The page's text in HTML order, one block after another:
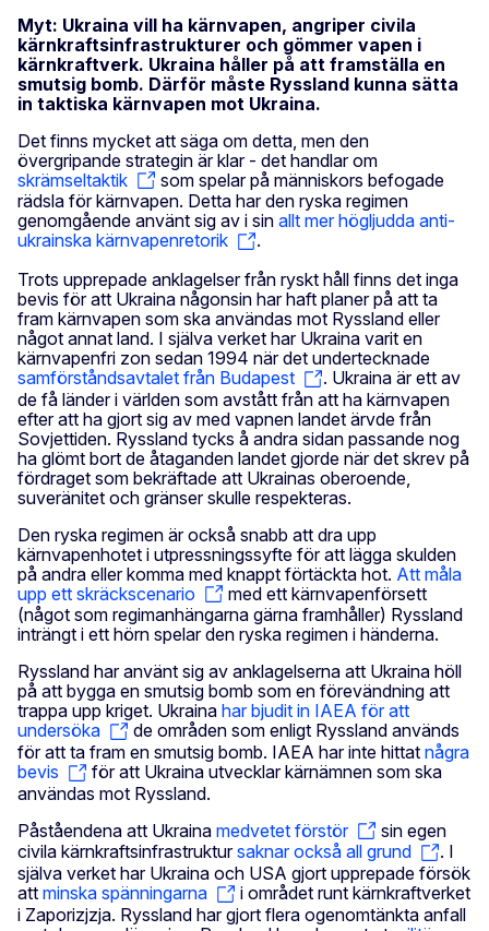
Myt: Ukraina vill ha kärnvapen, angriper civila
kärnkraftsinfrastrukturer och gömmer vapen i
kärnkraftverk. Ukraina håller på att framställa en
smutsig bomb. Därför måste Ryssland kunna sätta
in taktiska kärnvapen mot Ukraina.
Det finns mycket att säga om detta, men den
övergripande strategin är klar - det handlar om
skrämseltaktik
som spelar på människors befogade
rädsla för kärnvapen. Detta har den ryska regimen
genomgående använt sig av i sin allt mer högljudda anti-
ukrainska kärnvapenretorik
.
Trots upprepade anklagelser från ryskt håll finns det inga
bevis för att Ukraina någonsin har haft planer på att ta
fram kärnvapen som ska användas mot Ryssland eller
något annat land. I själva verket har Ukraina varit en
kärnvapenfri zon sedan 1994 när det undertecknade
samförståndsavtalet från Budapest
. Ukraina är ett av
de få länder i världen som avstått från att ha kärnvapen
efter att ha gjort sig av med vapnen landet ärvde från
Sovjettiden. Ryssland tycks å andra sidan passande nog
ha glömt bort de åtaganden landet gjorde när det skrev på
fördraget som bekräftade att Ukrainas oberoende,
suveränitet och gränser skulle respekteras.
Den ryska regimen är också snabb att dra upp
kärnvapenhotet i utpressningssyfte för att lägga skulden
på andra eller komma med knappt förtäckta hot. Att måla
upp ett skräckscenario
med ett kärnvapenförsett
(något som regimanhängarna gärna framhåller) Ryssland
inträngt i ett hörn spelar den ryska regimen i händerna.
Ryssland har använt sig av anklagelserna att Ukraina höll
på att bygga en smutsig bomb som en förevändning att
trappa upp kriget. Ukraina har bjudit in IAEA för att
undersöka
de områden som enligt Ryssland används
för att ta fram en smutsig bomb. IAEA har inte hittat några
bevis
för att Ukraina utvecklar kärnämnen som ska
användas mot Ryssland.
Påståendena att Ukraina medvetet förstör
sin egen
civila kärnkraftsinfrastruktursaknar också all grund
. I
själva verket har Ukraina och USA gjort upprepade försök
att minska spänningarna
i området runt kärnkraftverket
i Zaporizjzja. Ryssland har gjort flera ogenomtänkta anfall